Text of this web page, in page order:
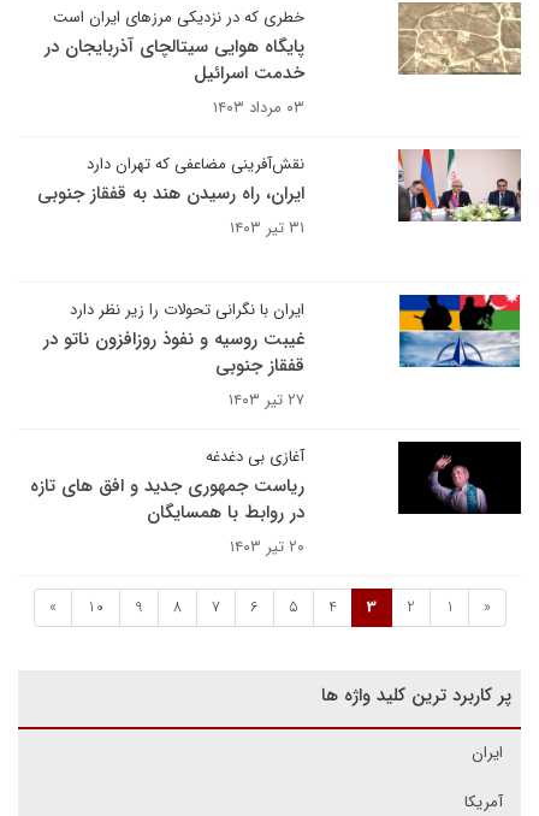
خطری که در نزدیکی مرزهای ایران است
پایگاه هوایی سیتالچای آذربایجان در
خدمت اسرائیل
۰۳ مرداد ۱۴۰۳
نقش‌آفرینی مضاعفی که تهران دارد
ایران، راه رسیدن هند به قفقاز جنوبی
۳۱ تیر ۱۴۰۳
ایران با نگرانی تحولات را زیر نظر دارد
غیبت روسیه و نفوذ روزافزون ناتو در
قفقاز جنوبی
۲۷ تیر ۱۴۰۳
آغازی بی دغدغه
ریاست جمهوری جدید و افق های تازه
در روابط با همسایگان
۲۰ تیر ۱۴۰۳
«
1
2
3
4
5
6
7
8
9
10
»
پر کاربرد ترین کلید واژه ها
ایران
آمریکا